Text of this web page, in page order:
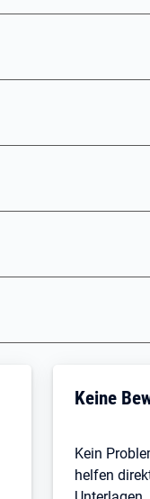
Keine
Kein
helfen